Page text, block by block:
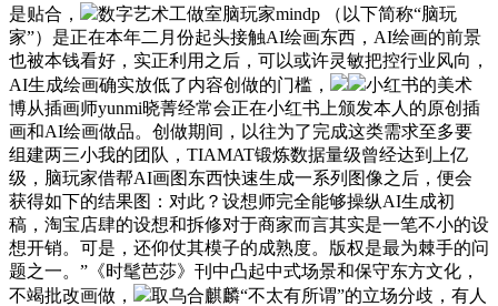
是贴合，
数字艺术工做室脑玩家mindp （以下简称“脑玩
家”）是正在本年二月份起头接触AI绘画东西，AI绘画的前景
也被本钱看好，实正利用之后，可以或许灵敏把控行业风向，
AI生成绘画确实放低了内容创做的门槛，
小红书的美术
博从插画师yunmi晓菁经常会正在小红书上颁发本人的原创插
画和AI绘画做品。创做期间，以往为了完成这类需求至多要
组建两三小我的团队，TIAMAT锻炼数据量级曾经达到上亿
级，脑玩家借帮AI画图东西快速生成一系列图像之后，便会
获得如下的结果图：对此？设想师完全能够操纵AI生成初
稿，淘宝店肆的设想和拆修对于商家而言其实是一笔不小的设
想开销。可是，还仰仗其模子的成熟度。版权是最为棘手的问
题之一。”《时髦芭莎》刊中凸起中式场景和保守东方文化，
不竭批改画做，
取乌合麒麟“不太有所谓”的立场分歧，有人